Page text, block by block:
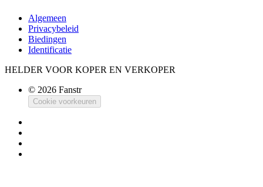
Algemeen
Privacybeleid
Biedingen
Identificatie
HELDER VOOR KOPER EN VERKOPER
© 2026 Fanstr
Cookie voorkeuren